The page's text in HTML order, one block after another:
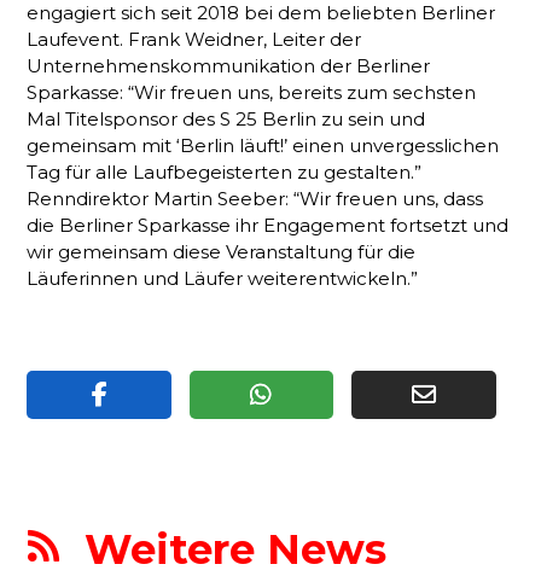
engagiert sich seit 2018 bei dem beliebten Berliner
Laufevent. Frank Weidner, Leiter der
Unternehmenskommunikation der Berliner
Sparkasse: “Wir freuen uns, bereits zum sechsten
Mal Titelsponsor des S 25 Berlin zu sein und
gemeinsam mit ‘Berlin läuft!’ einen unvergesslichen
Tag für alle Laufbegeisterten zu gestalten.”
Renndirektor Martin Seeber: “Wir freuen uns, dass
die Berliner Sparkasse ihr Engagement fortsetzt und
wir gemeinsam diese Veranstaltung für die
Läuferinnen und Läufer weiterentwickeln.”
 Weitere News